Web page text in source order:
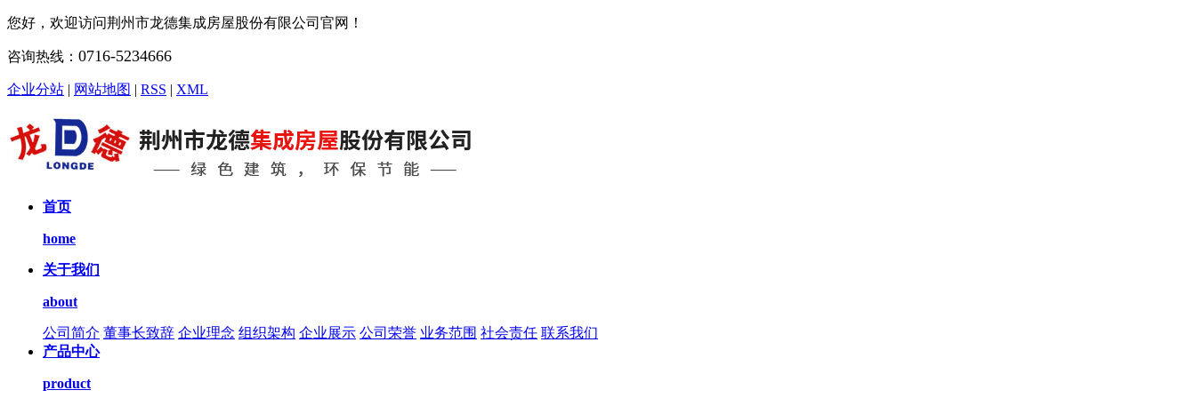
您好，欢迎访问荆州市龙德集成房屋股份有限公司官网！
咨询热线： 0716-5234666
企业分站 | 网站地图 | RSS | XML
首页
home
关于我们
about
公司简介 董事长致辞 企业理念 组织架构 企业展示 公司荣誉 业务范围 社会责任 联系我们
产品中心
product